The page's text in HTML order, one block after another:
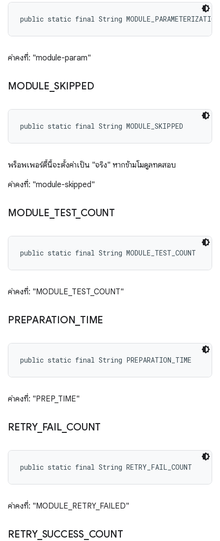
public static final String MODULE_PARAMETERIZATION
ค่าคงที่: "module-param"
MODULE _SKIPPED
public static final String MODULE_SKIPPED
พร็อพเพอร์ตี้นี้จะตั้งค่าเป็น "จริง" หากข้ามโมดูลทดสอบ
ค่าคงที่: "module-skipped"
MODULE TEST_ COUNT
public static final String MODULE_TEST_COUNT
ค่าคงที่: "MODULE_TEST_COUNT"
PREPARATION TIME
public static final String PREPARATION_TIME
ค่าคงที่: "PREP_TIME"
RETRY_ FAIL_ COUNT
public static final String RETRY_FAIL_COUNT
ค่าคงที่: "MODULE_RETRY_FAILED"
RETRY_ SUCCESS_ COUNT